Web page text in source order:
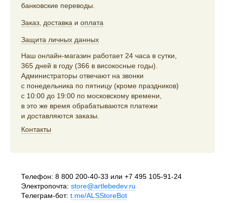
банковские переводы.
Заказ, доставка и оплата
Защита личных данных
Наш онлайн-магазин работает 24 часа в сутки,
365 дней в году (366 в високосные годы).
Администраторы отвечают на звонки
с понедельника по пятницу (кроме праздников)
с 10:00 до 19:00 по московскому времени,
в это же время обрабатываются платежи
и доставляются заказы.
Контакты
Телефон: 8 800 200-40-33 или +7 495 105-91-24
Электропочта: store@artlebedev.ru
Телеграм-бот: t.me/ALSStoreBot